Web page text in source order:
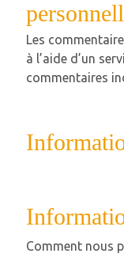
Les
à l’aide d’un
commentaires
Comment nous